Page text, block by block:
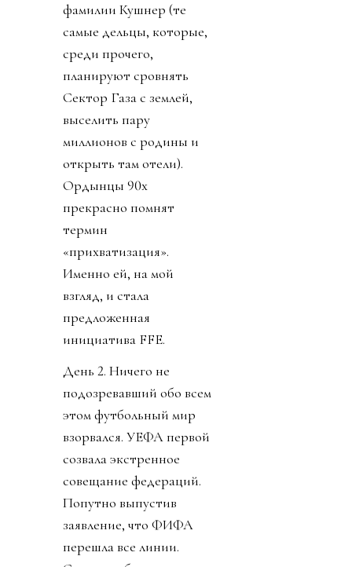
фамилии Кушнер (те
самые дельцы, которые,
среди прочего,
планируют сровнять
Сектор Газа с землей,
выселить пару
миллионов с родины и
открыть там отели).
Ордынцы 90х
прекрасно помнят
термин
«прихватизация».
Именно ей, на мой
взгляд, и стала
предложенная
инициатива FFE.
День 2. Ничего не
подозревавший обо всем
этом футбольный мир
взорвался. УЕФА первой
созвала экстренное
совещание федераций.
Попутно выпустив
заявление, что ФИФА
перешла все линии.